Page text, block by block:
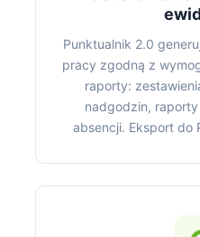
Punktualnik 2.0
pracy zgodną z
raporty:
nadgodzin,
absencji. Eksport do